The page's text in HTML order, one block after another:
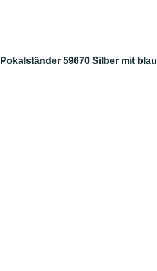
Pokalständer 59670 Silber mit blau